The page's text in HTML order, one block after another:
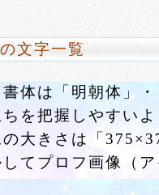
文字一覧
体は「明朝体」
を把握しやすい
大きさは「
てプロフ画像（